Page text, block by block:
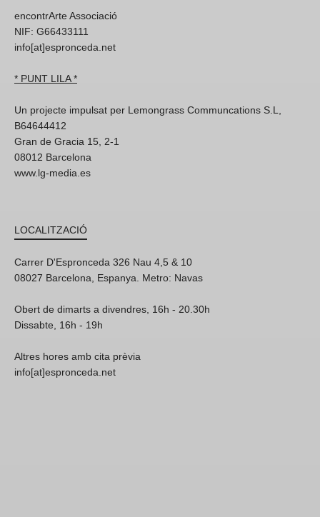
encontrArte Associació
NIF: G66433111
info[at]espronceda.net
* PUNT LILA *
Un projecte impulsat per Lemongrass Communcations S.L,
B64644412
Gran de Gracia 15, 2-1
08012 Barcelona
www.lg-media.es
LOCALITZACIÓ
Carrer D'Espronceda 326 Nau 4,5 & 10
08027 Barcelona, Espanya. Metro: Navas
Obert de dimarts a divendres, 16h - 20.30h
Dissabte, 16h - 19h
Altres hores amb cita prèvia
info[at]espronceda.net